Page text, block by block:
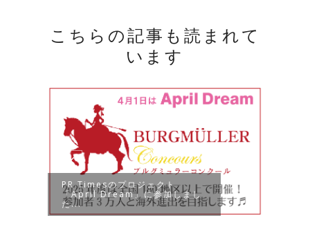
こちらの記事も読まれて
います
PR Timesのプロジェクト
「April Dream」に参加しまし
た...